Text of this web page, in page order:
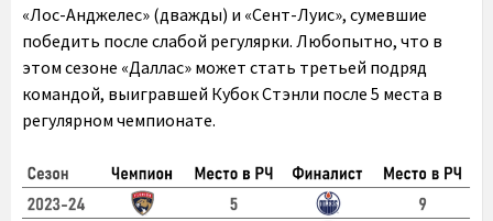
«Лос-Анджелес» (дважды) и «Сент-Луис», сумевшие
победить после слабой регулярки. Любопытно, что в
этом сезоне «Даллас» может стать третьей подряд
командой, выигравшей Кубок Стэнли после 5 места в
регулярном чемпионате.